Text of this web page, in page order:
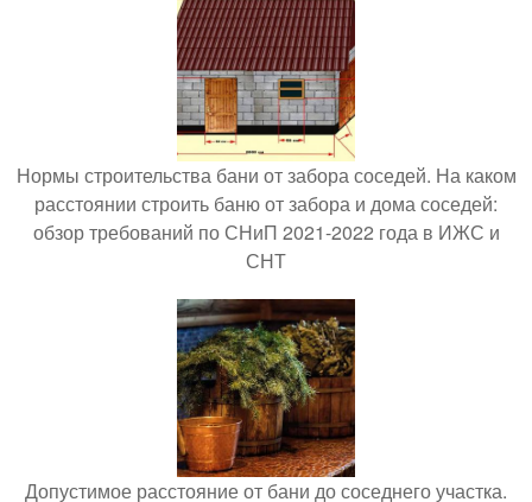
Нормы строительства бани от забора соседей. На каком
расстоянии строить баню от забора и дома соседей:
обзор требований по СНиП 2021-2022 года в ИЖС и
СНТ
Допустимое расстояние от бани до соседнего участка.